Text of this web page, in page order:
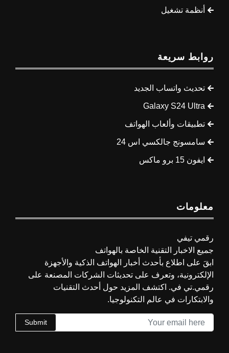
أنظمة تشغيل
روابط سريعة
تحديث واتساب الجديد
Galaxy S24 Ultra
تطبيقات وألعاب الهواتف
سامسونج جالكسي اس 24
ايفون 15 برو ماكس
معلومات
رقمي تيفي
جميع الاخبار التقنية الخاصة بالهواتف
ابقَ على اطلاع بأحدث أخبار الهواتف الذكية والأجهزة
الإلكترونية، وتعرف على تحديثات الشركات المصنعة على
رقمي.تي في. اكتشف المزيد حول أحدث التقنيات
والابتكارات في عالم التكنولوجيا.
Submit